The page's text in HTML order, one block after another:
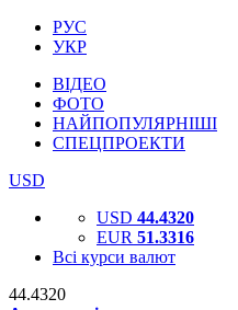
РУС
УКР
ВІДЕО
ФОТО
НАЙПОПУЛЯРНІШІ
СПЕЦПРОЕКТИ
USD
USD 44.4320
EUR 51.3316
Всі курси валют
44.4320